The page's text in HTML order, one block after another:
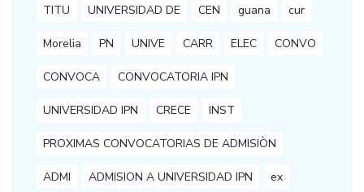
TITU UNIVERSIDAD DE CEN guana cur
Morelia PN UNIVE CARR ELEC CONVO
CONVOCA CONVOCATORIA IPN
UNIVERSIDAD IPN CRECE INST
PROXIMAS CONVOCATORIAS DE ADMISIÒN
ADMI ADMISION A UNIVERSIDAD IPN ex